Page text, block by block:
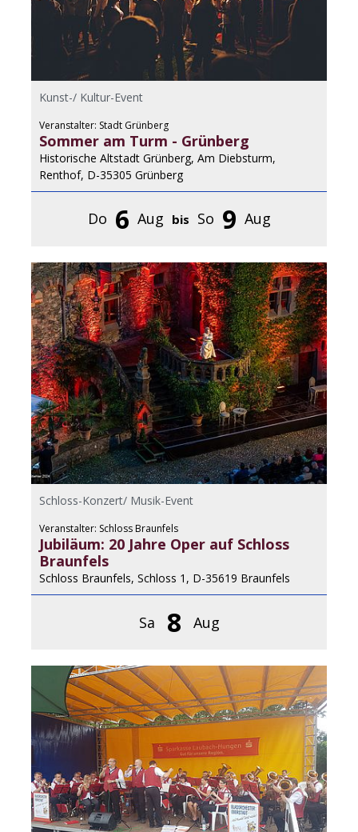
Kunst-/ Kultur-Event
Veranstalter: Stadt Grünberg
Sommer am Turm - Grünberg
Historische Altstadt Grünberg, Am Diebsturm,
Renthof, D-35305 Grünberg
Do 6 Aug bis So 9 Aug
Schloss-Konzert/ Musik-Event
Veranstalter: Schloss Braunfels
Jubiläum: 20 Jahre Oper auf Schloss
Braunfels
Schloss Braunfels, Schloss 1, D-35619 Braunfels
Sa 8 Aug